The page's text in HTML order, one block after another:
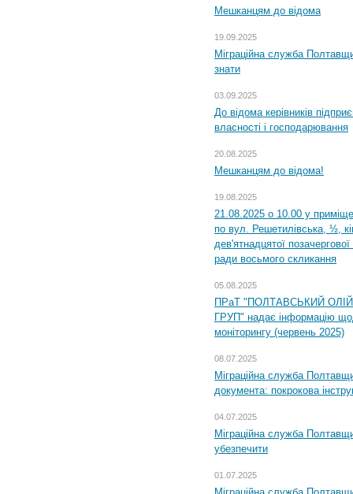
Мешканцям до відома
19.09.2025
Міграційна служба
знати
03.09.2025
До відома керівників
власності і господарювання
20.08.2025
Мешканцям до відома!
19.08.2025
21.08.2025 о 10.00 у
по вул. Решетилівська, ½,
дев'ятнадцятої
ради восьмого скликання
05.08.2025
ПРаТ "ПОЛТАВСЬКИЙ
ГРУП" надає інформацію
моніторингу (червень 2025)
08.07.2025
Міграційна служба
документа: покрокова
04.07.2025
Міграційна служба
убезпечити
01.07.2025